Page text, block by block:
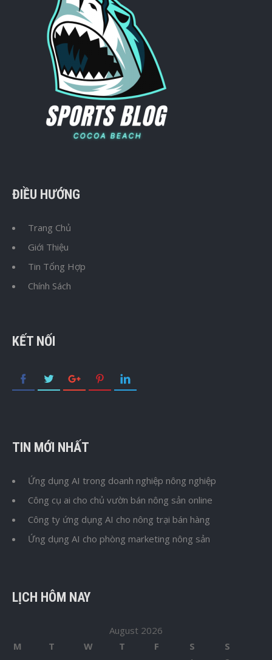
ĐIỀU HƯỚNG
Trang Chủ
Giới Thiệu
Tin Tổng Hợp
Chính Sách
KẾT NỐI
TIN MỚI NHẤT
Ứng dụng AI trong doanh nghiệp nông nghiệp
Công cụ ai cho chủ vườn bán nông sản online
Công ty ứng dụng AI cho nông trại bán hàng
Ứng dụng AI cho phòng marketing nông sản
LỊCH HÔM NAY
August 2026
M
T W T F S
S